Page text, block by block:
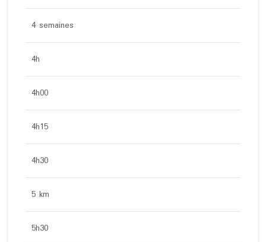
4 semaines
4h
4h00
4h15
4h30
5 km
5h30